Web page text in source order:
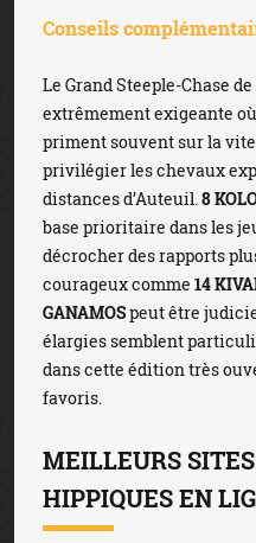
Conseils
Le Grand Steeple-Chase
extrêmement exigeante
priment souvent sur la
privilégier les chevaux
distances d’Auteuil.8
base prioritaire dans les
décrocher des rapports
courageux comme 14
GANAMOSpeut être
élargies semblent
dans cette édition très
favoris.
MEILLEURS
HIPPIQUES EN